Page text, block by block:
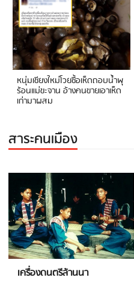
หนุ่มเชียงใหม่โวยซื้อเห็ดถอบน้ำพุ
ร้อนแม่ขะจาน อ้างคนขายเอาเห็ด
เก่ามาผสม
สาระคนเมือง
เครื่องดนตรีล้านนา